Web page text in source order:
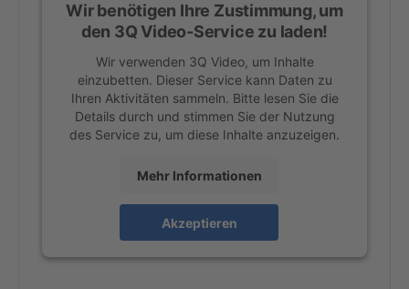
Wir benötigen Ihre Zustimmung, um
den 3Q Video-Service zu laden!
Wir verwenden 3Q Video, um Inhalte
einzubetten. Dieser Service kann Daten zu
Ihren Aktivitäten sammeln. Bitte lesen Sie die
Details durch und stimmen Sie der Nutzung
des Service zu, um diese Inhalte anzuzeigen.
Mehr Informationen
Akzeptieren